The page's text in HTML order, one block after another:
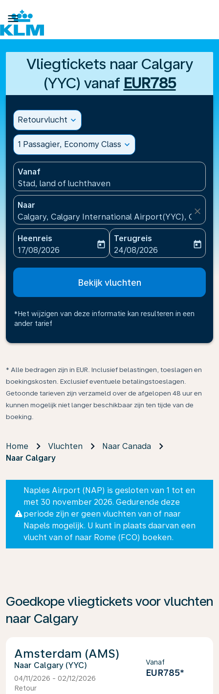

Vliegtickets naar Calgary
(YYC) vanaf EUR785
Retourvlucht expand_more
1 Passagier, Economy Class expand_more
Vanaf
Stad, land of luchthaven
Naar
Calgary, Calgary International Airport(YYC), Canada
close
Heenreis
fc-booking-departure-date-aria-label
17/08/2026
today
Terugreis
fc-booking-return-date-
24/08/2026
today
Bekijk vluchten
*Het wijzigen van deze informatie kan resulteren in een
ander tarief
* Alle bedragen zijn in EUR. Inclusief belastingen, toeslagen en
boekingskosten. Exclusief eventuele betalingstoeslagen.
Getoonde tarieven zijn verzameld over de afgelopen 48 uur en
kunnen mogelijk niet langer beschikbaar zijn ten tijde van de
boeking.
Home Vluchten
Naar Canada
Naar Calgary
Naples Airport (NAP) is gesloten van 1 tot en
met 30 november 2026. Gedurende deze
periode zijn er geen vluchten van of naar
Napels mogelijk. U kunt in plaats daarvan een
vlucht van of naar Rome (FCO) boeken.
Goedkope vliegtickets voor vluchten
naar Calgary
Amsterdam (AMS)
Calgary (YYC)
04/11/2026 - 02/12/2026
Retour
Vanaf
EUR785*